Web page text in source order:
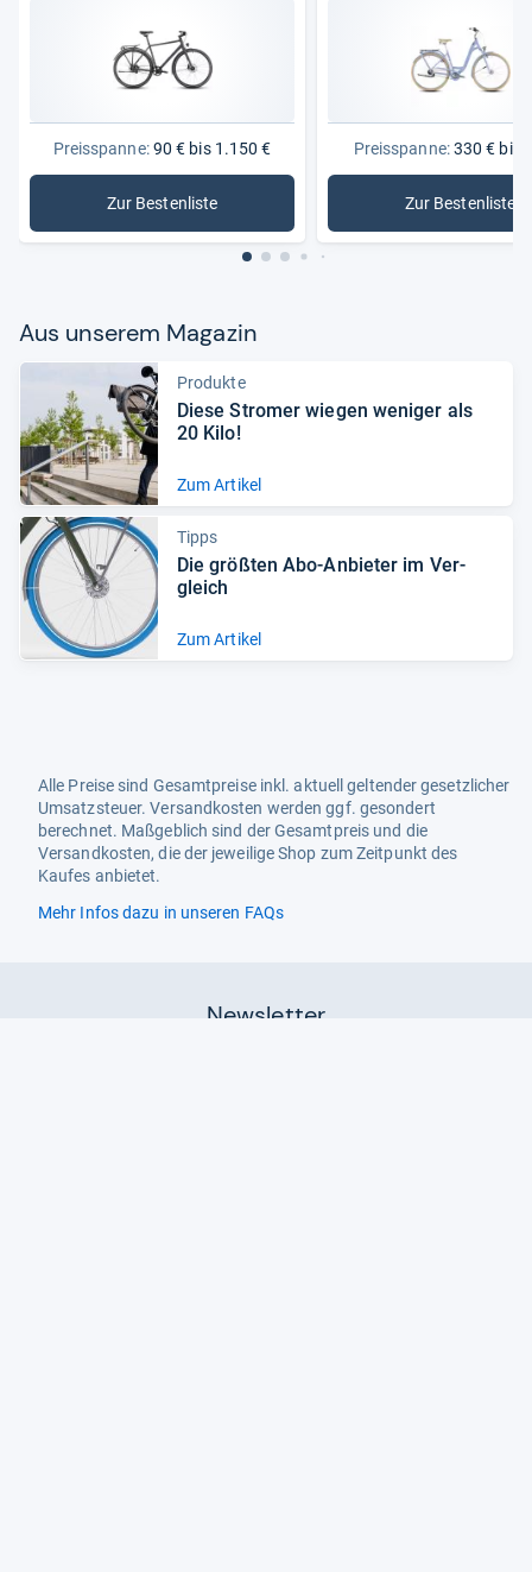
Preisspanne:90 € bis 1.150 €
Zur Bestenliste
: Fahrräder
Preisspanne:330 € bis
Zur Bestenliste
:
Aus unse­rem Maga­zin
Produkte
Diese Stro­mer wie­gen weni­ger als
20 Kilo!
Zum Artikel
Tipps
Die größ­ten Abo-​Anbie­ter im Ver­
gleich
Zum Artikel
Alle Preise sind Gesamtpreise inkl. aktuell geltender gesetzlicher
Umsatzsteuer. Versandkosten werden ggf. gesondert
berechnet. Maßgeblich sind der Gesamtpreis und die
Versandkosten, die der jeweilige Shop zum Zeitpunkt des
Kaufes anbietet.
Mehr Infos dazu in unseren FAQs
Newsletter